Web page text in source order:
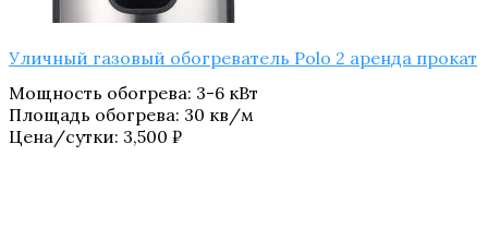
Уличный газовый обогреватель Polo 2 аренда прокат
Мощность обогрева: 3-6 кВт
Площадь обогрева: 30 кв/м
Цена/сутки: 3,500 ₽